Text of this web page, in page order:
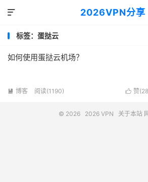
2026VPN分享

标签：蛋挞云
如何使用蛋挞云机场？
 赞(28
 博客 阅读(1190)
© 2026 2026 VPN 关于本站